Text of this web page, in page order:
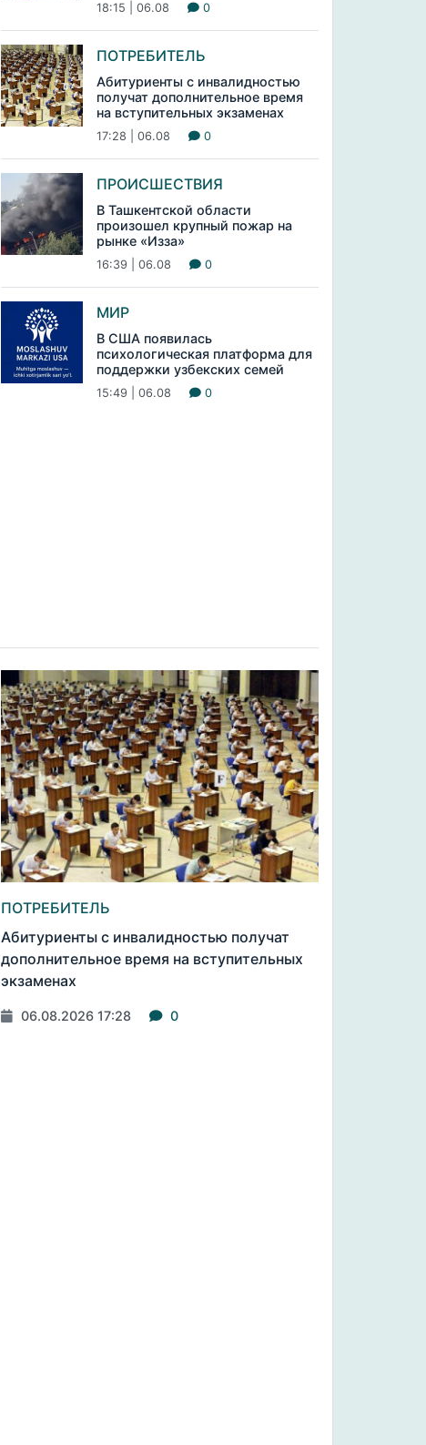
18:15 | 06.08 0
ПОТРЕБИТЕЛЬ
Абитуриенты с инвалидностью
получат дополнительное время
на вступительных экзаменах
17:28 | 06.08 0
ПРОИСШЕСТВИЯ
В Ташкентской области
произошел крупный пожар на
рынке «Изза»
16:39 | 06.08 0
МИР
В США появилась
психологическая платформа для
поддержки узбекских семей
15:49 | 06.08 0
ПОТРЕБИТЕЛЬ
Абитуриенты с инвалидностью получат
дополнительное время на вступительных
экзаменах
06.08.2026 17:28 0